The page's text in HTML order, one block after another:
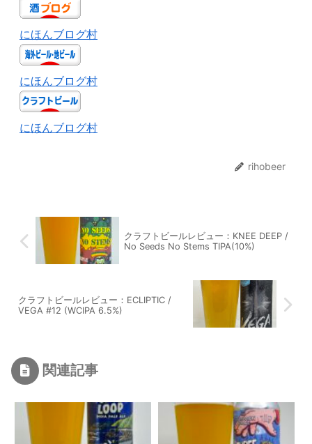
にほんブログ村
にほんブログ村
にほんブログ村
rihobeer
クラフトビールレビュー：KNEE DEEP /
No Seeds No Stems TIPA(10%)
クラフトビールレビュー：ECLIPTIC /
VEGA #12 (WCIPA 6.5%)
関連記事